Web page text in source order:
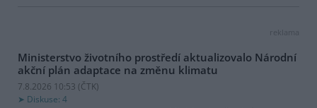
reklama
Ministerstvo životního prostředí aktualizovalo Národní
akční plán adaptace na změnu klimatu
7.8.2026 10:53 (ČTK)
Diskuse: 4